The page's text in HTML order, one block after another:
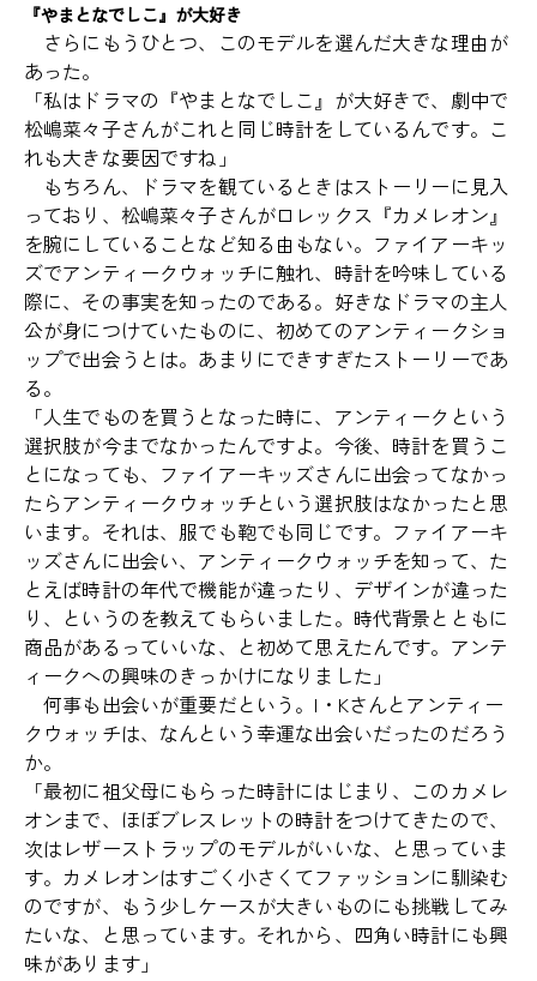
『やまとなでしこ』が大好き
さらにもうひとつ、このモデルを選んだ大きな理由が
あった。
「私はドラマの『やまとなでしこ』が大好きで、劇中で
松嶋菜々子さんがこれと同じ時計をしているんです。こ
れも大きな要因ですね」
もちろん、ドラマを観ているときはストーリーに見入
っており、松嶋菜々子さんがロレックス『カメレオン』
を腕にしていることなど知る由もない。ファイアーキッ
ズでアンティークウォッチに触れ、時計を吟味している
際に、その事実を知ったのである。好きなドラマの主人
公が身につけていたものに、初めてのアンティークショ
ップで出会うとは。あまりにできすぎたストーリーであ
る。
「人生でものを買うとなった時に、アンティークという
選択肢が今までなかったんですよ。今後、時計を買うこ
とになっても、ファイアーキッズさんに出会ってなかっ
たらアンティークウォッチという選択肢はなかったと思
います。それは、服でも鞄でも同じです。ファイアーキ
ッズさんに出会い、アンティークウォッチを知って、た
とえば時計の年代で機能が違ったり、デザインが違った
り、というのを教えてもらいました。時代背景とともに
商品があるっていいな、と初めて思えたんです。アンテ
ィークへの興味のきっかけになりました」
何事も出会いが重要だという。I・Kさんとアンティー
クウォッチは、なんという幸運な出会いだったのだろう
か。
「最初に祖父母にもらった時計にはじまり、このカメレ
オンまで、ほぼブレスレットの時計をつけてきたので、
次はレザーストラップのモデルがいいな、と思っていま
す。カメレオンはすごく小さくてファッションに馴染む
のですが、もう少しケースが大きいものにも挑戦してみ
たいな、と思っています。それから、四角い時計にも興
味があります」